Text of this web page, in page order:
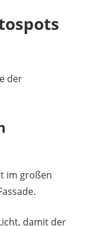
der
im großen
damit der